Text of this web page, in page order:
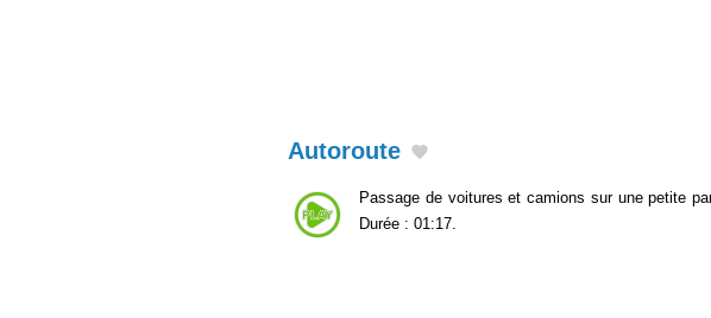
Autoroute
Passage de voitures et camions sur une petite
Durée : 01:17.